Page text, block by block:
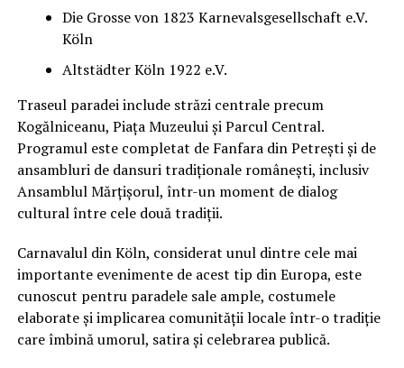
Die Grosse von 1823 Karnevalsgesellschaft e.V.
Köln
Altstädter Köln 1922 e.V.
Traseul paradei include străzi centrale precum
Kogălniceanu, Piața Muzeului și Parcul Central.
Programul este completat de Fanfara din Petrești și de
ansambluri de dansuri tradiționale românești, inclusiv
Ansamblul Mărțișorul, într-un moment de dialog
cultural între cele două tradiții.
Carnavalul din Köln, considerat unul dintre cele mai
importante evenimente de acest tip din Europa, este
cunoscut pentru paradele sale ample, costumele
elaborate și implicarea comunității locale într-o tradiție
care îmbină umorul, satira și celebrarea publică.